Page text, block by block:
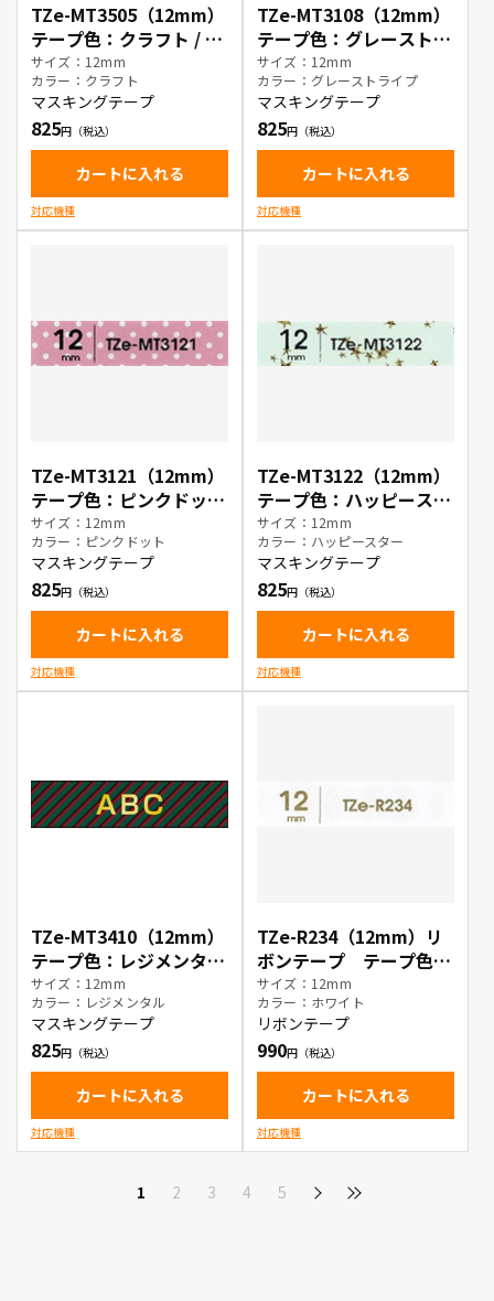
TZe-MT3505（12mm）
テープ色：クラフト / 白
文字
サイズ：12mm
カラー：クラフト
マスキングテープ
825
カートに入れる
対応機種
TZe-MT3108（12mm）
テープ色：グレーストラ
イプ / 黒文字
サイズ：12mm
カラー：グレーストライプ
マスキングテープ
825
カートに入れる
対応機種
TZe-MT3121（12mm）
テープ色：ピンクドット
/ 黒文字
サイズ：12mm
カラー：ピンクドット
マスキングテープ
825
カートに入れる
対応機種
TZe-MT3122（12mm）
テープ色：ハッピースタ
ー / 黒文字
サイズ：12mm
カラー：ハッピースター
マスキングテープ
825
カートに入れる
対応機種
TZe-MT3410（12mm）
テープ色：レジメンタル
/ 金文字
サイズ：12mm
カラー：レジメンタル
マスキングテープ
825
カートに入れる
対応機種
TZe-R234（12mm）リ
ボンテープ テープ色：
ホワイト / 金文字
サイズ：12mm
カラー：ホワイト
リボンテープ
990
カートに入れる
対応機種
1 2 3 4 5